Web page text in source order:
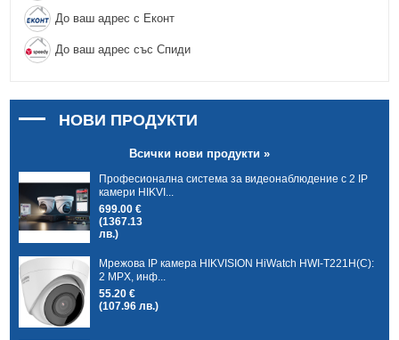
До ваш адрес с Еконт
До ваш адрес със Спиди
НОВИ ПРОДУКТИ
Всички нови продукти »
Професионална система за видеонаблюдение с 2 IP
камери HIKVI...
699.00 €
(1367.13
лв.)
Мрежова IP камера HIKVISION HiWatch HWI-T221H(C):
2 MPX, инф...
55.20 €
(107.96 лв.)